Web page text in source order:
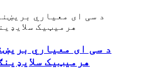
د سی ای معیاري
هرمیټیک